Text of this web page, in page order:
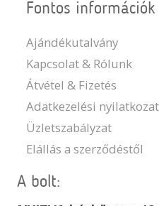
Fontos információk
Ajándékutalvány
Kapcsolat & Rólunk
Átvétel & Fizetés
Adatkezelési nyilatkozat
Üzletszabályzat
Elállás a szerződéstől
A bolt: